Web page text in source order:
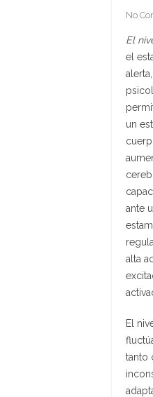
No
El
el
un
ante
alta
El
tanto